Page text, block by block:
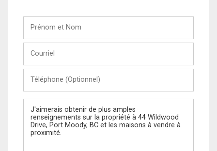
Nom
(Optionnel)
Message